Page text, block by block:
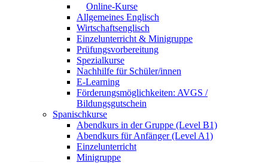
Online-Kurse
Allgemeines Englisch
Wirtschaftsenglisch
Einzelunterricht & Minigruppe
Prüfungsvorbereitung
Spezialkurse
Nachhilfe für Schüler/innen
E-Learning
Förderungsmöglichkeiten: AVGS /
Bildungsgutschein
Spanischkurse
Abendkurs in der Gruppe (Level B1)
Abendkurs für Anfänger (Level A1)
Einzelunterricht
Minigruppe